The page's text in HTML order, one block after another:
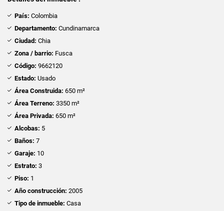
País: Colombia
Departamento: Cundinamarca
Ciudad: Chia
Zona / barrio: Fusca
Código: 9662120
Estado: Usado
Área Construida: 650 m²
Área Terreno: 3350 m²
Área Privada: 650 m²
Alcobas: 5
Baños: 7
Garaje: 10
Estrato: 3
Piso: 1
Año construcción: 2005
Tipo de inmueble: Casa